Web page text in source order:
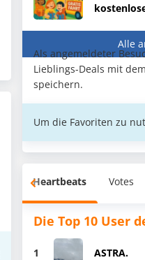
Alle
Als angemeldeter
Lieblings-Deals mit
speichern.
Um die Favoriten zu
Heartbeats Votes
Die Top 10 User
1 ASTRA.